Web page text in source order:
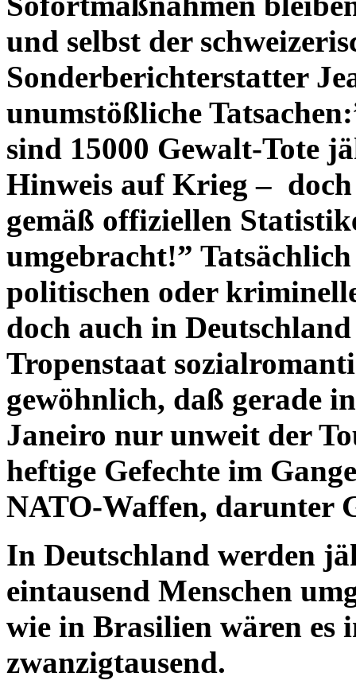
und selbst der
Sonderberichterstatter
unumstößliche
sind 15000 Gewalt-Tote
Hinweis auf Krieg –
gemäß offiziellen
umgebracht!”
politischen oder
doch auch in
Tropenstaat
gewöhnlich, daß gerade
Janeiro nur unweit der
heftige Gefechte im
NATO-Waffen, darunter
In Deutschland werden
eintausend Menschen
wie in Brasilien wären es
zwanzigtausend.